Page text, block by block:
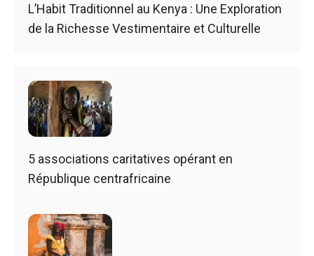
L’Habit Traditionnel au Kenya : Une Exploration
de la Richesse Vestimentaire et Culturelle
5 associations caritatives opérant en
République centrafricaine